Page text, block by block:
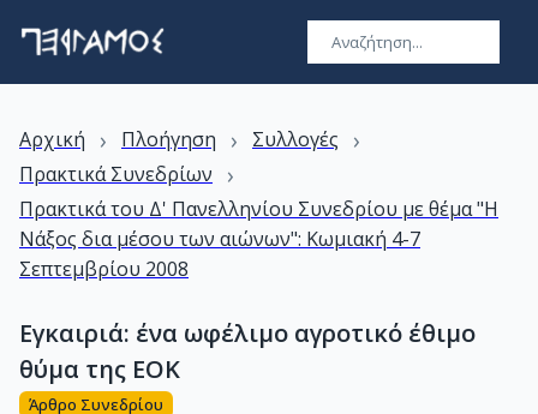
Αρχική › Πλοήγηση › Συλλογές ›
Πρακτικά Συνεδρίων ›
Πρακτικά του Δ' Πανελληνίου Συνεδρίου με θέμα "Η
Νάξος δια μέσου των αιώνων": Κωμιακή 4-7
Σεπτεμβρίου 2008
Εγκαιριά: ένα ωφέλιμο αγροτικό έθιμο
θύμα της ΕΟΚ
Άρθρο Συνεδρίου